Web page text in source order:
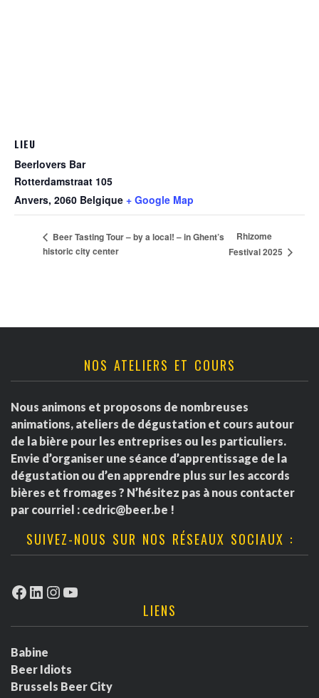
LIEU
Beerlovers Bar
Rotterdamstraat 105
Anvers, 2060 Belgique + Google Map
Beer Tasting Tour – by a local! – in Ghent’s
historic city center
Rhizome
Festival 2025
NOS ATELIERS ET COURS
Nous animons et proposons de nombreuses
animations, ateliers de dégustation et cours autour
de la bière pour les entreprises ou les particuliers.
Envie d’organiser une séance d’apprentissage de la
dégustation ou d’en apprendre plus sur les accords
bières et fromages ? N’hésitez pas à nous contacter
par courriel : cedric@beer.be !
SUIVEZ-NOUS SUR NOS RÉSEAUX SOCIAUX :
Facebook
LinkedIn
Instagram
YouTube
LIENS
Babine
Beer Idiots
Brussels Beer City